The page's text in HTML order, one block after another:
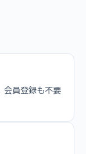
会員登録も不要